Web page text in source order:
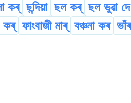
কৰ্ ছন্দিয়া ছল কৰ্ ছল ভুৱা দে
কৰ্ ফাংবাজী মাৰ্ বঞ্চনা কৰ ভাঁৰ